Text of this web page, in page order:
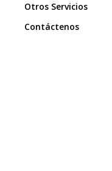
Otros Servicios
Contáctenos